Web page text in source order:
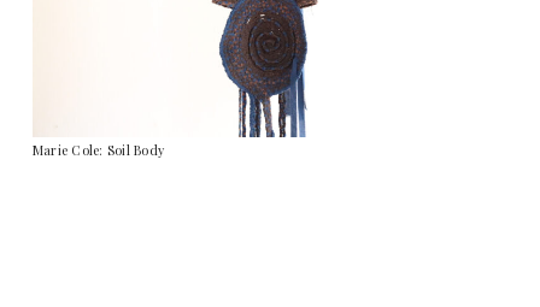
Marie Cole: Soil Body